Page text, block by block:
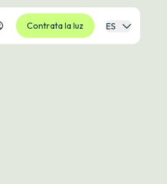
Contrata la luz ES